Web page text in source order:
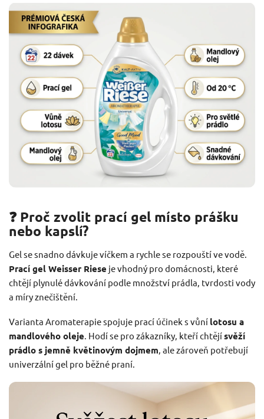
❓ Proč zvolit prací gel místo prášku
nebo kapslí?
Gel se snadno dávkuje víčkem a rychle se rozpouští ve vodě.
Prací gel Weisser Riese je vhodný pro domácnosti, které
chtějí plynulé dávkování podle množství prádla, tvrdosti vody
a míry znečištění.
Varianta Aromaterapie spojuje prací účinek s vůní lotosu a
mandlového oleje. Hodí se pro zákazníky, kteří chtějísvěží
prádlo s jemně květinovým dojmem, ale zároveň potřebují
univerzální gel pro běžné praní.